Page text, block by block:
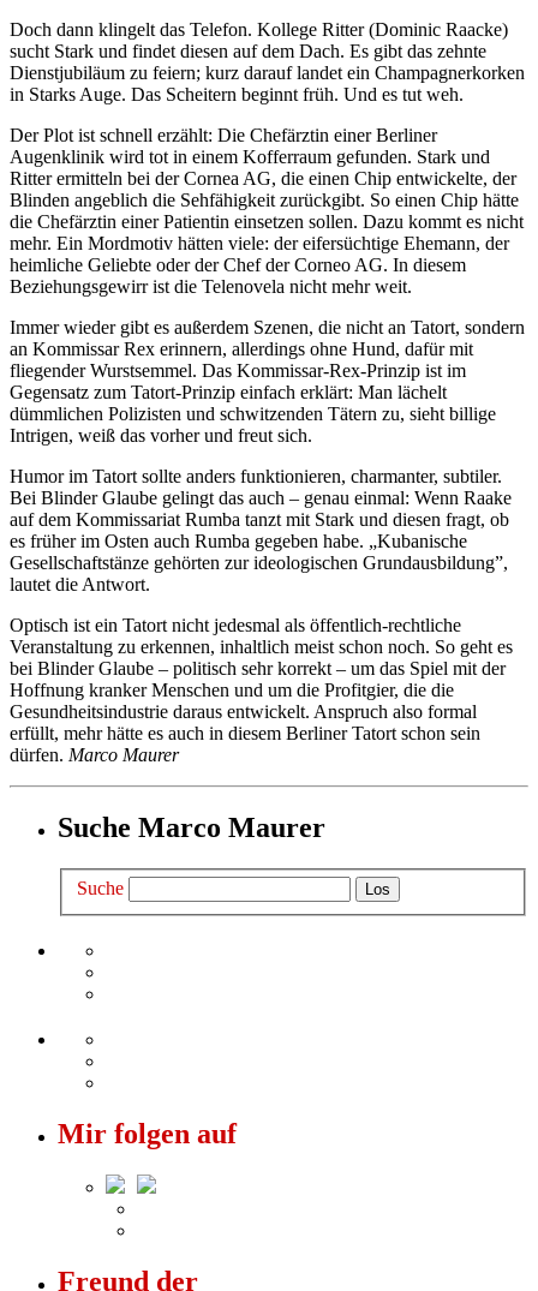
Doch dann klingelt das Telefon. Kollege Ritter (Dominic Raacke)
sucht Stark und findet diesen auf dem Dach. Es gibt das zehnte
Dienstjubiläum zu feiern; kurz darauf landet ein Champagnerkorken
in Starks Auge. Das Scheitern beginnt früh. Und es tut weh.
Der Plot ist schnell erzählt: Die Chefärztin einer Berliner
Augenklinik wird tot in einem Kofferraum gefunden. Stark und
Ritter ermitteln bei der Cornea AG, die einen Chip entwickelte, der
Blinden angeblich die Sehfähigkeit zurückgibt. So einen Chip hätte
die Chefärztin einer Patientin einsetzen sollen. Dazu kommt es nicht
mehr. Ein Mordmotiv hätten viele: der eifersüchtige Ehemann, der
heimliche Geliebte oder der Chef der Corneo AG. In diesem
Beziehungsgewirr ist die Telenovela nicht mehr weit.
Immer wieder gibt es außerdem Szenen, die nicht an Tatort, sondern
an Kommissar Rex erinnern, allerdings ohne Hund, dafür mit
fliegender Wurstsemmel. Das Kommissar-Rex-Prinzip ist im
Gegensatz zum Tatort-Prinzip einfach erklärt: Man lächelt
dümmlichen Polizisten und schwitzenden Tätern zu, sieht billige
Intrigen, weiß das vorher und freut sich.
Humor im Tatort sollte anders funktionieren, charmanter, subtiler.
Bei Blinder Glaube gelingt das auch – genau einmal: Wenn Raake
auf dem Kommissariat Rumba tanzt mit Stark und diesen fragt, ob
es früher im Osten auch Rumba gegeben habe. „Kubanische
Gesellschaftstänze gehörten zur ideologischen Grundausbildung”,
lautet die Antwort.
Optisch ist ein Tatort nicht jedesmal als öffentlich-rechtliche
Veranstaltung zu erkennen, inhaltlich meist schon noch. So geht es
bei Blinder Glaube – politisch sehr korrekt – um das Spiel mit der
Hoffnung kranker Menschen und um die Profitgier, die die
Gesundheitsindustrie daraus entwickelt. Anspruch also formal
erfüllt, mehr hätte es auch in diesem Berliner Tatort schon sein
dürfen. Marco Maurer
Suche Marco Maurer
Suche
Mir folgen auf
Freund der